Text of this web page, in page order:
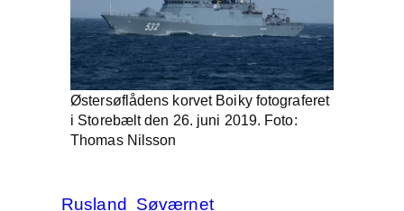
Østersøflådens korvet Boiky fotograferet
i Storebælt den 26. juni 2019. Foto:
Thomas Nilsson
Rusland Søværnet